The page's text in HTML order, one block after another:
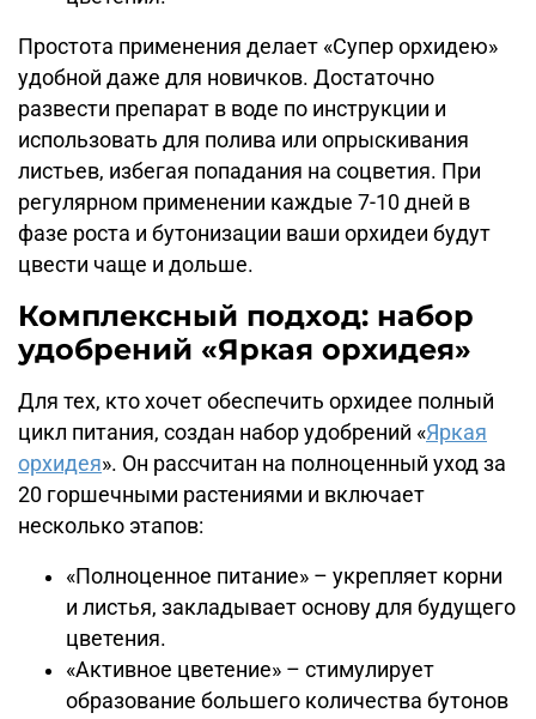
Простота применения делает «Супер орхидею»
удобной даже для новичков. Достаточно
развести препарат в воде по инструкции и
использовать для полива или опрыскивания
листьев, избегая попадания на соцветия. При
регулярном применении каждые 7-10 дней в
фазе роста и бутонизации ваши орхидеи будут
цвести чаще и дольше.
Комплексный подход: набор
удобрений «Яркая орхидея»
Для тех, кто хочет обеспечить орхидее полный
цикл питания, создан набор удобрений «Яркая
орхидея». Он рассчитан на полноценный уход за
20 горшечными растениями и включает
несколько этапов:
«Полноценное питание» – укрепляет корни
и листья, закладывает основу для будущего
цветения.
«Активное цветение» – стимулирует
образование большего количества бутонов